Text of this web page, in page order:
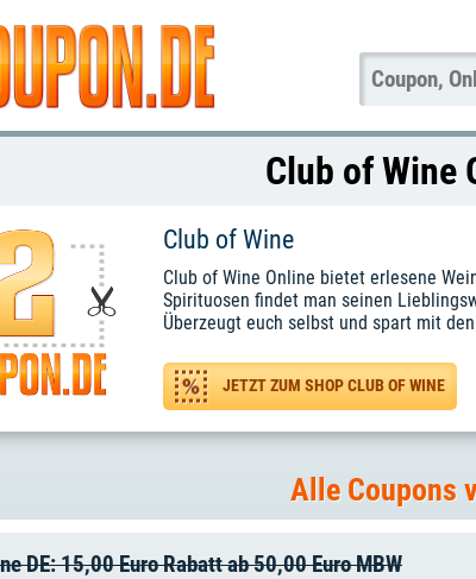
Club of Wine
Club of Wine
Club of Wine Online bietet erlesene
Spirituosen findet man seinen
Überzeugt euch selbst und spart mit
JETZT ZUM SHOP CLUB OF WINE
Alle Coupons
DE: 15,00 Euro Rabatt ab 50,00 Euro MBW